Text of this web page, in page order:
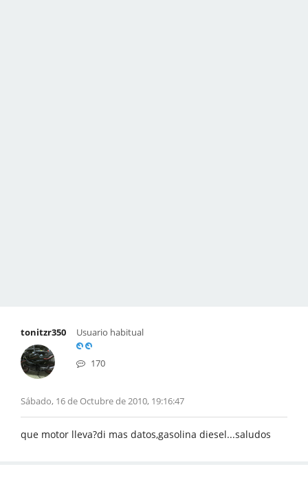
tonitzr350 Usuario habitual
170
Sábado, 16 de Octubre de 2010, 19:16:47
que motor lleva?di mas datos,gasolina diesel...saludos